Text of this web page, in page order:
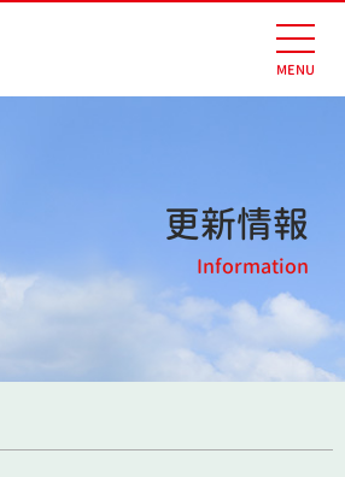
更新情報
Information